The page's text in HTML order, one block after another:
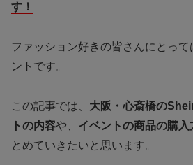
す！
ファッション好きの皆さんにとっ
ントです。
この記事では、 大阪・心斎橋の
トの内容や、 イベントの商品の購入
とめていきたいと思います。